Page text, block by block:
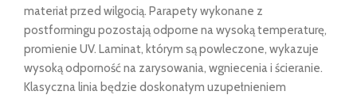
materiał przed wilgocią. Parapety wykonane z
postformingu pozostają odporne na wysoką temperaturę,
promienie UV. Laminat, którym są powleczone, wykazuje
wysoką odporność na zarysowania, wgniecenia i ścieranie.
Klasyczna linia będzie doskonałym uzupełnieniem